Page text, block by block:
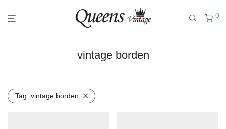
0
vintage borden
Tag: vintage borden